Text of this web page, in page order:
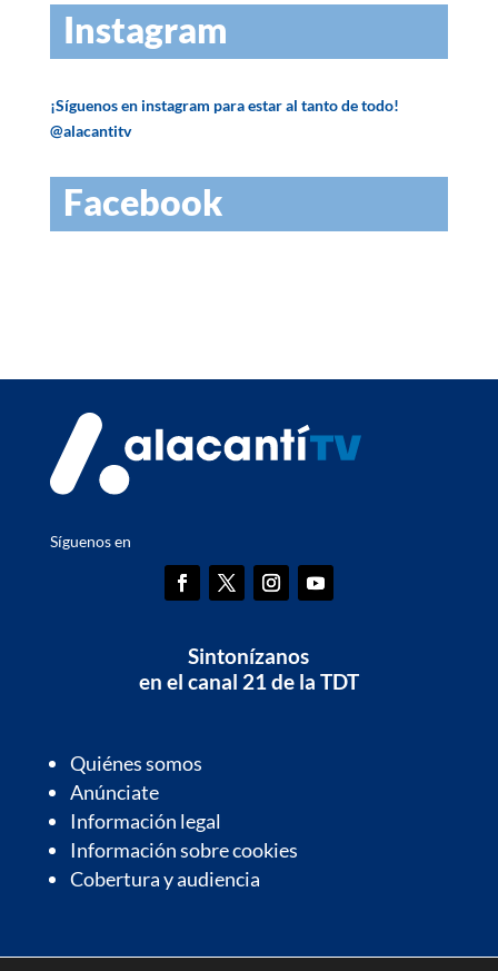
Instagram
¡Síguenos en instagram para estar al tanto de todo!
@alacantitv
Facebook
Síguenos en
Sintonízanos
en el canal 21 de la TDT
Quiénes somos
Anúnciate
Información legal
Información sobre cookies
Cobertura y audiencia
Información de interés